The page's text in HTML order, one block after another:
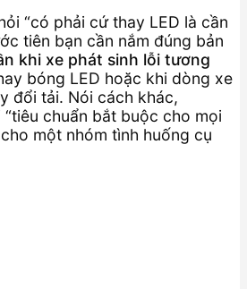
“có phải cứ thay LED là cần
tiên bạn cần nắm đúng bản
khi xe phát sinh lỗi tương
bóng LED hoặc khi dòng xe
đổi tải. Nói cách khác,
chuẩn bắt buộc cho mọi
một nhóm tình huống cụ